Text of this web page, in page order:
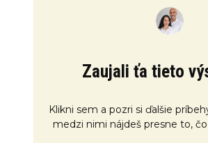
Zaujali ťa tieto
Klikni sem a pozri si ďalšie
medzi nimi nájdeš presne to,